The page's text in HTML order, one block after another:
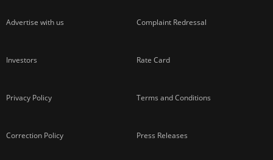
Advertise with us Complaint Redressal
Investors Rate Card
Privacy Policy Terms and Conditions
Correction Policy Press Releases